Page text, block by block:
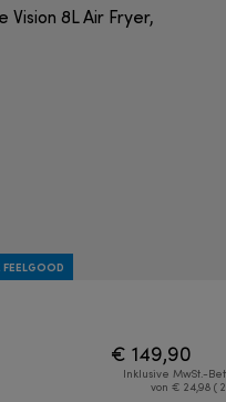
€ 149,90
Inklusive MwSt.-
von € 24,98 (